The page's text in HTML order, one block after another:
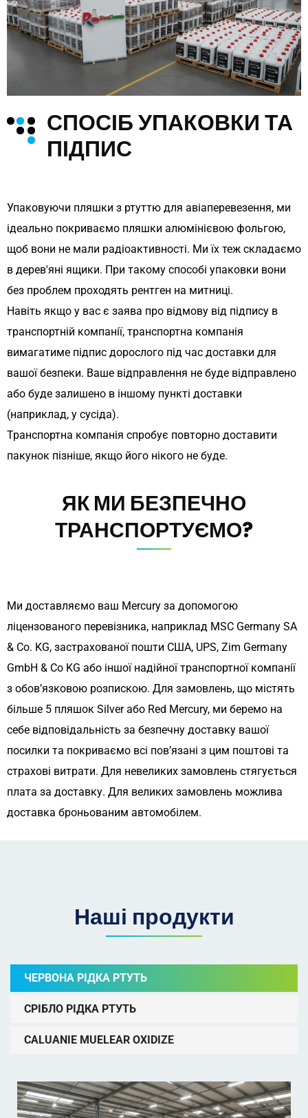
СПОСІБ УПАКОВКИ ТА
ПІДПИС
Упаковуючи пляшки з ртуттю для авіаперевезення, ми
ідеально покриваємо пляшки алюмінієвою фольгою,
щоб вони не мали радіоактивності. Ми їх теж складаємо
в дерев'яні ящики. При такому способі упаковки вони
без проблем проходять рентген на митниці.
Навіть якщо у вас є заява про відмову від підпису в
транспортній компанії, транспортна компанія
вимагатиме підпис дорослого під час доставки для
вашої безпеки. Ваше відправлення не буде відправлено
або буде залишено в іншому пункті доставки
(наприклад, у сусіда).
Транспортна компанія спробує повторно доставити
пакунок пізніше, якщо його нікого не буде.
ЯК МИ БЕЗПЕЧНО
ТРАНСПОРТУЄМО?
Ми доставляємо ваш Mercury за допомогою
ліцензованого перевізника, наприклад MSC Germany SA
& Co. KG, застрахованої пошти США, UPS, Zim Germany
GmbH & Co KG або іншої надійної транспортної компанії
з обов’язковою розпискою. Для замовлень, що містять
більше 5 пляшок Silver або Red Mercury, ми беремо на
себе відповідальність за безпечну доставку вашої
посилки та покриваємо всі пов’язані з цим поштові та
страхові витрати. Для невеликих замовлень стягується
плата за доставку. Для великих замовлень можлива
доставка броньованим автомобілем.
Наші продукти
ЧЕРВОНА РІДКА РТУТЬ
СРІБЛО РІДКА РТУТЬ
CALUANIE MUELEAR OXIDIZE